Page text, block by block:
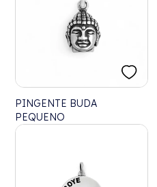
PINGENTE BUDA
PEQUENO